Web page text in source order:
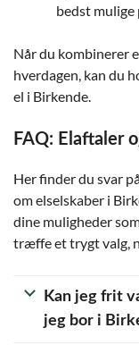
bedst mulige
Når du kombinerer
hverdagen, kan du
el i Birkende.
FAQ: Elaftaler
Her finder du svar
om elselskaber i
dine muligheder
træffe et trygt valg,
Kan jeg frit
jeg bor i